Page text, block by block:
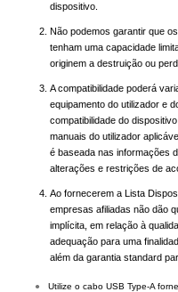
dispositivo.
Não podemos garantir que
tenham uma capacidade
originem a destruição ou
A compatibilidade poderá
equipamento do utilizador e
compatibilidade do
manuais do utilizador
é baseada nas informações
alterações e restrições de
Ao fornecerem a Lista
empresas afiliadas não dão
implícita, em relação à
adequação para uma
além da garantia standard
●
Utilize o cabo USB Type-A